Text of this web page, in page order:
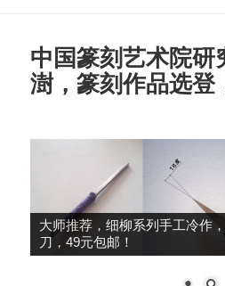
中国篆刻艺术院研
澍，篆刻作品选登
大师推荐，细柳系列手工冷作
刀，49元包邮！